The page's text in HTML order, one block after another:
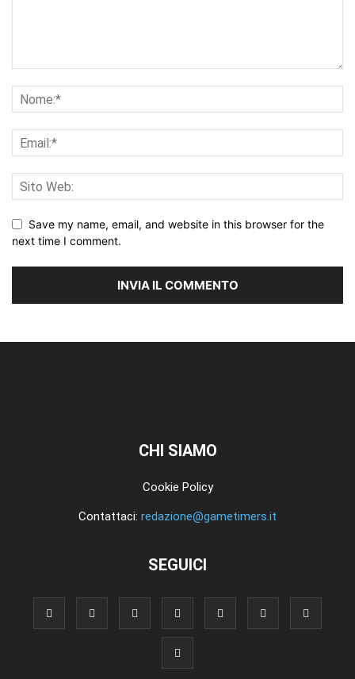
Save my name, email, and website in this browser for the
next time I comment.
CHI SIAMO
Cookie Policy
Contattaci: redazione@gametimers.it
SEGUICI